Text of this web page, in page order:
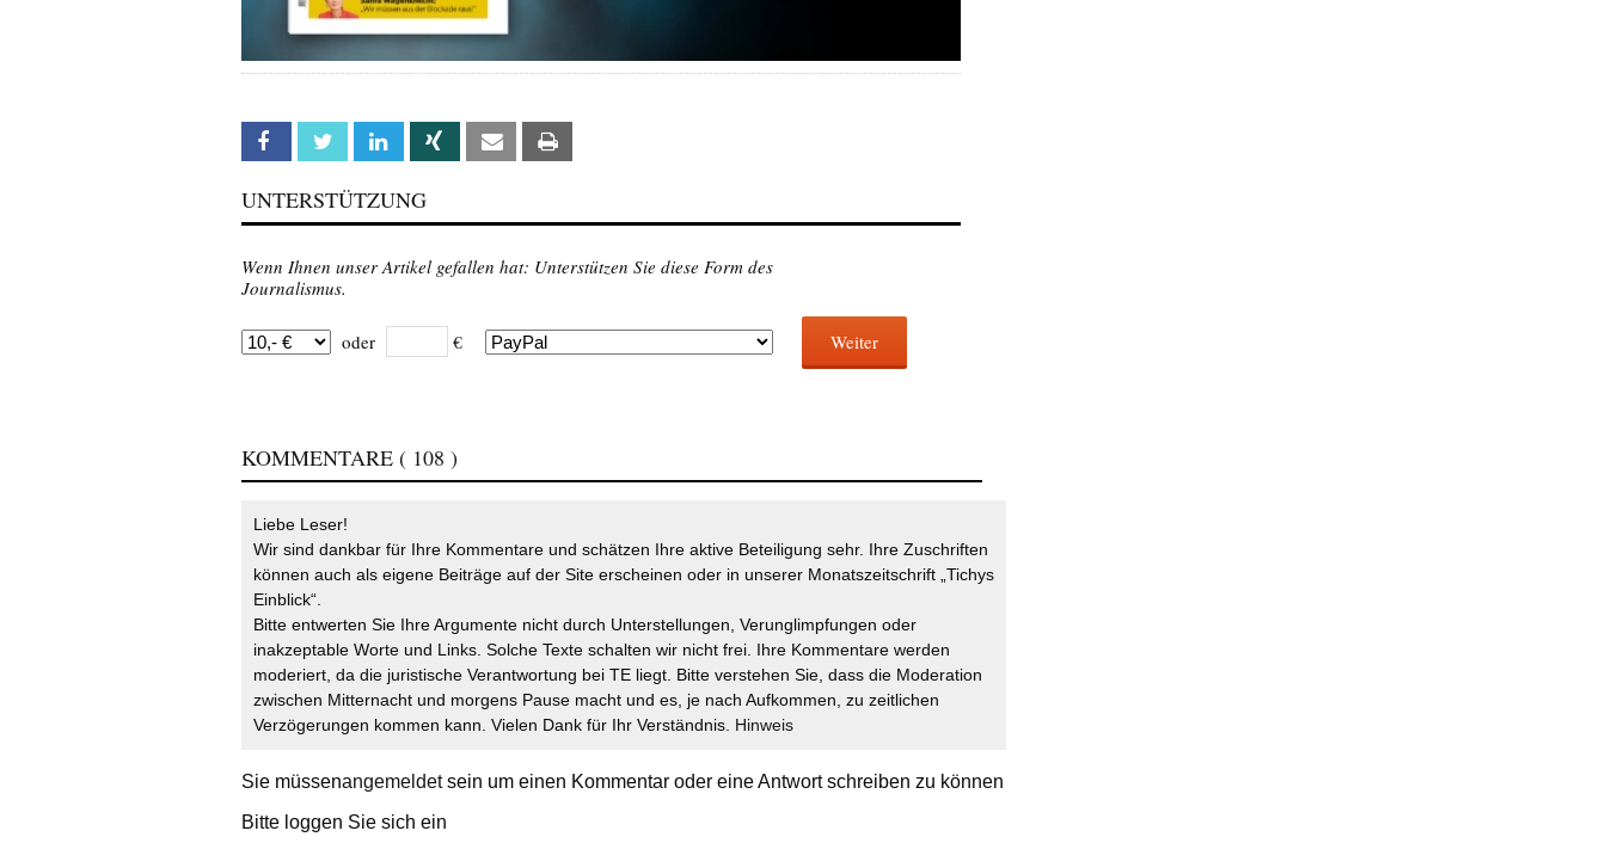
Facebook Twitter Linkedin Xing Email
UNTERSTÜTZUNG
Wenn Ihnen unser Artikel gefallen hat: Unterstützen Sie diese Form des
Journalismus.
oder € Weiter
KOMMENTARE ( 108 )
Liebe Leser!
Wir sind dankbar für Ihre Kommentare und schätzen Ihre aktive Beteiligung sehr. Ihre Zuschriften
können auch als eigene Beiträge auf der Site erscheinen oder in unserer Monatszeitschrift „Tichys
Einblick“.
Bitte entwerten Sie Ihre Argumente nicht durch Unterstellungen, Verunglimpfungen oder
inakzeptable Worte und Links. Solche Texte schalten wir nicht frei. Ihre Kommentare werden
moderiert, da die juristische Verantwortung bei TE liegt. Bitte verstehen Sie, dass die Moderation
zwischen Mitternacht und morgens Pause macht und es, je nach Aufkommen, zu zeitlichen
Verzögerungen kommen kann. Vielen Dank für Ihr Verständnis. Hinweis
Sie müssenangemeldetsein um einen Kommentar oder eine Antwort schreiben zu können
Bitte loggen Sie sich ein